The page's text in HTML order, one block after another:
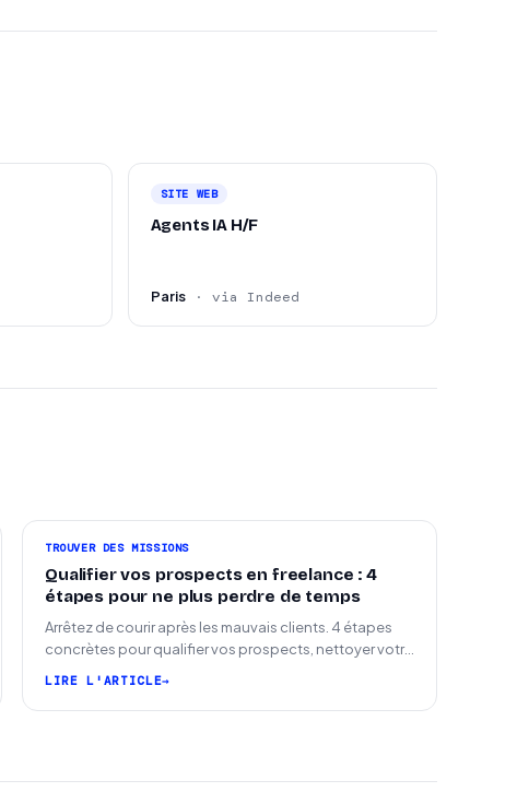
SITE WEB
Agents IA H/F
Paris · via Indeed
TROUVER DES MISSIONS
Qualifier vos prospects en freelance : 4
étapes pour ne plus perdre de temps
Arrêtez de courir après les mauvais clients. 4 étapes
concrètes pour qualifier vos prospects, nettoyer votre
LIRE L'ARTICLE